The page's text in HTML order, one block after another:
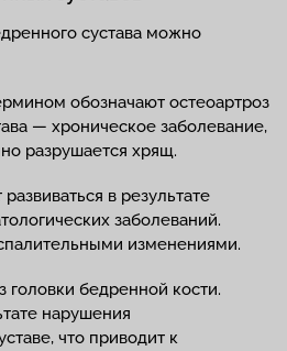
сустава можно
обозначают остеоартроз
— хроническое заболевание,
разрушается хрящ.
в результате
заболеваний.
изменениями.
головки бедренной кости.
нарушения
что приводит к